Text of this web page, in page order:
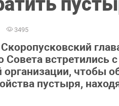
3495
Совета встретились
организации, чтобы
пустыря,